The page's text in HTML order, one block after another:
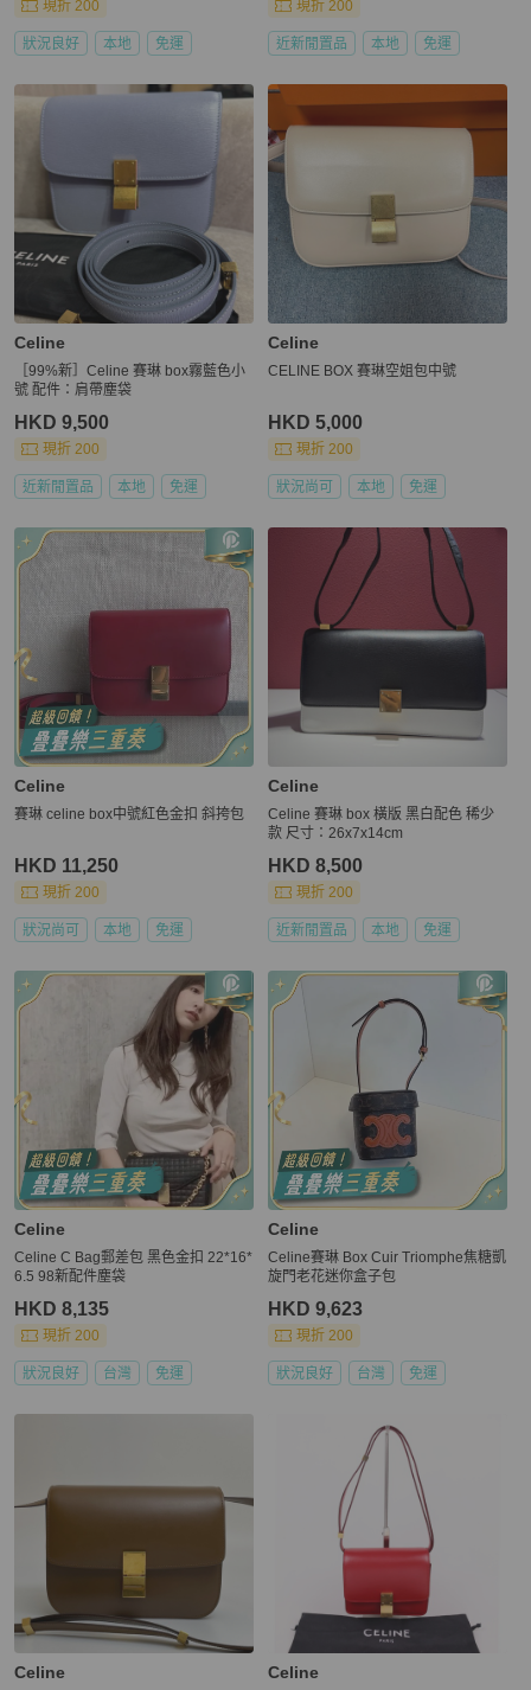
現折 200
狀況良好 本地 免運
現折 200
近新閒置品 本地 免運
Celine
［99%新］Celine 賽琳 box霧藍色小
號 配件：肩帶塵袋
HKD 9,500
現折 200
近新閒置品 本地 免運
Celine
CELINE BOX 賽琳空姐包中號
HKD 5,000
現折 200
狀況尚可 本地 免運
Celine
賽琳 celine box中號紅色金扣 斜挎包
HKD 11,250
現折 200
狀況尚可 本地 免運
Celine
Celine 賽琳 box 橫版 黑白配色 稀少
款 尺寸：26x7x14cm
HKD 8,500
現折 200
近新閒置品 本地 免運
Celine
Celine C Bag郵差包 黑色金扣 22*16*
6.5 98新配件塵袋
HKD 8,135
現折 200
狀況良好 台灣 免運
Celine
Celine賽琳 Box Cuir Triomphe焦糖凱
旋門老花迷你盒子包
HKD 9,623
現折 200
狀況良好 台灣 免運
Celine Celine